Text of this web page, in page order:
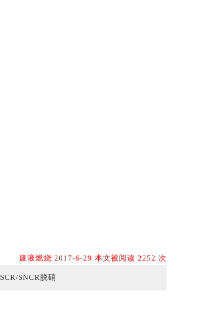
废液燃烧 2017-6-29 本文被阅读 2252 次
SCR/SNCR脱硝